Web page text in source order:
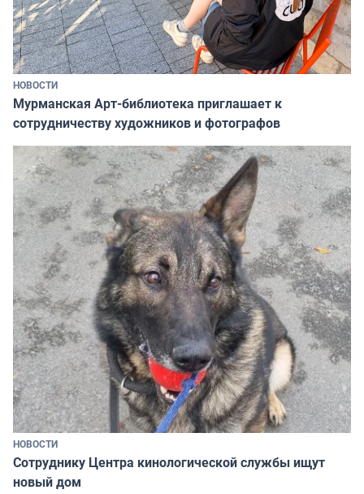
НОВОСТИ
Мурманская Арт-библиотека приглашает к
сотрудничеству художников и фотографов
НОВОСТИ
Сотруднику Центра кинологической службы ищут
новый дом